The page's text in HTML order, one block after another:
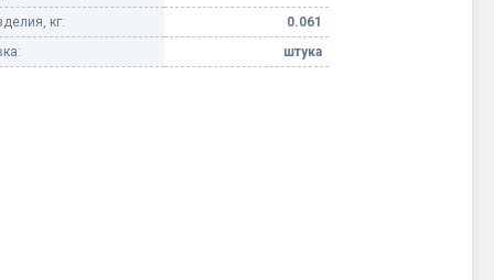
Елочные гирлянды
кг:
0.061
штука